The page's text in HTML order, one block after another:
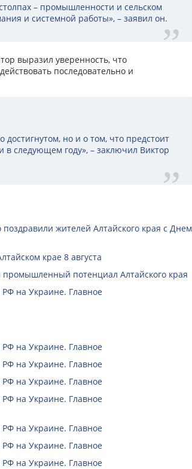
– промышленности и сельском
и системной работы», – заявил он.
выразил уверенность, что
последовательно и
но и о том, что предстоит
в следующем году», – заключил Виктор
жителей Алтайского края с Днем
крае 8 августа
потенциал Алтайского края
на Украине. Главное
на Украине. Главное
на Украине. Главное
на Украине. Главное
на Украине. Главное
на Украине. Главное
на Украине. Главное
на Украине. Главное